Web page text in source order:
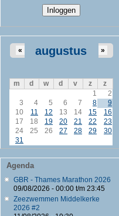
augustus
« »
m d w d v z
z
1
2
3
4 5 6 7 8
9
10
11 12 13 14 15
16
17
18 19 20 21 22
23
24
25 26 27 28 29
30
31
Agenda
GBR - Thames Marathon 2026
09/08/2026 - 00:00t/m 23:45
Zeezwemmen Middelkerke
2026 #2